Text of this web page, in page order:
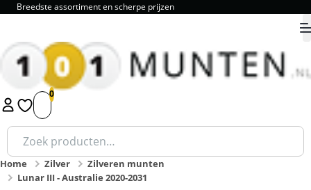
Breedste assortiment en scherpe prijzen
1 2 3 4 5 9.8
Zoeken
naar:
Home Zilver
Zilveren munten
Lunar III - Australie 2020-2031